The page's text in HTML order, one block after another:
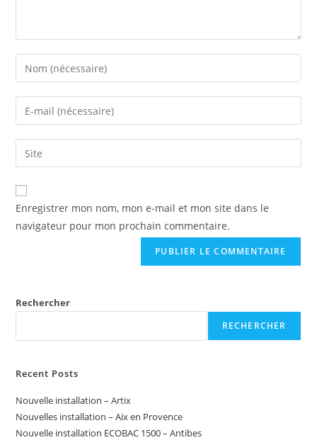
Enregistrer mon nom, mon e-mail et mon site dans le
navigateur pour mon prochain commentaire.
Rechercher
RECHERCHER
Recent Posts
Nouvelle installation – Artix
Nouvelles installation – Aix en Provence
Nouvelle installation ECOBAC 1500 – Antibes